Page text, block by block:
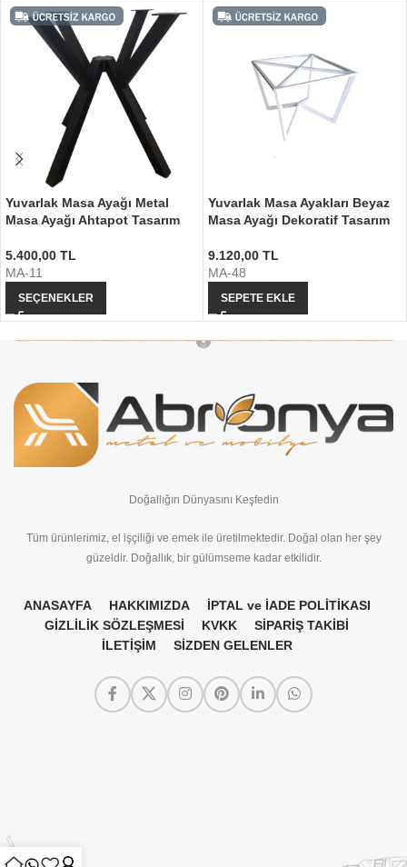
Yuvarlak Masa Ayağı Metal
Masa Ayağı Ahtapot Tasarım
5.400,00 TL
MA-11
SEÇENEKLER
Yuvarlak Masa Ayakları Beyaz
Masa Ayağı Dekoratif Tasarım
9.120,00 TL
MA-48
SEPETE EKLE
Doğallığın Dünyasını Keşfedin
Tüm ürünlerimiz, el işçiliği ve emek ile üretilmektedir. Doğal olan her şey
güzeldir. Doğallık, bir gülümseme kadar etkilidir.
ANASAYFA HAKKIMIZDA
İPTAL ve İADE POLİTİKASI
GİZLİLİK SÖZLEŞMESİ
KVKK
SİPARİŞ TAKİBİ
İLETİŞİM
SİZDEN GELENLER